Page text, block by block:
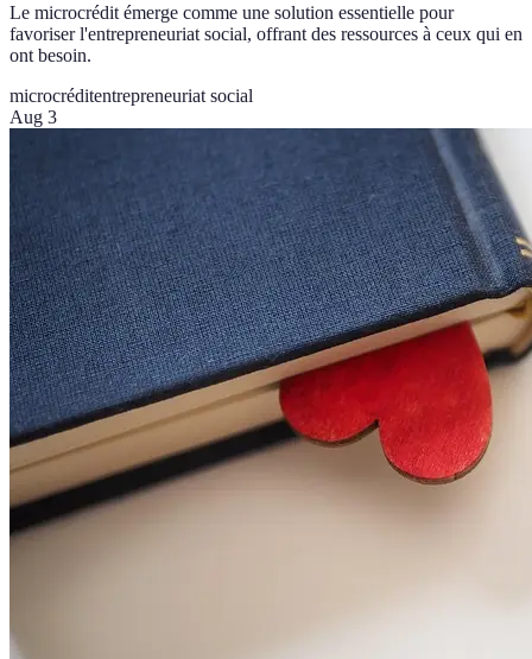
Le microcrédit émerge comme une solution essentielle pour
favoriser l'entrepreneuriat social, offrant des ressources à ceux qui en
ont besoin.
microcréditentrepreneuriat social
Aug 3